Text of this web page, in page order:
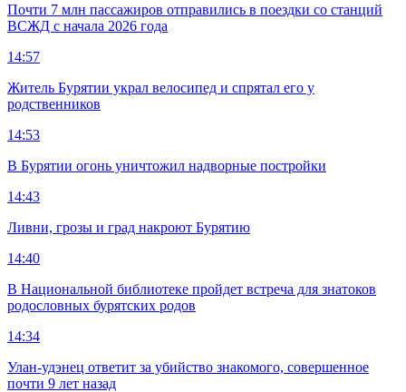
Почти 7 млн пассажиров отправились в поездки со станций
ВСЖД с начала 2026 года
14:57
Житель Бурятии украл велосипед и спрятал его у
родственников
14:53
В Бурятии огонь уничтожил надворные постройки
14:43
Ливни, грозы и град накроют Бурятию
14:40
В Национальной библиотеке пройдет встреча для знатоков
родословных бурятских родов
14:34
Улан-удэнец ответит за убийство знакомого, совершенное
почти 9 лет назад